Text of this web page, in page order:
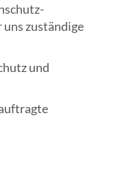
zuständige
und